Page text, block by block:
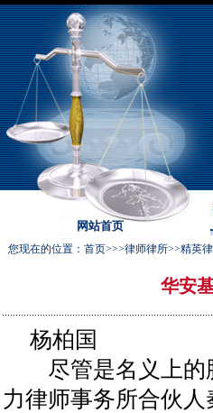
网站首页
您现在的位置： 首页>>>律师律所>>精英
华安
杨柏国
尽管是名义上的
力律师事务所合伙